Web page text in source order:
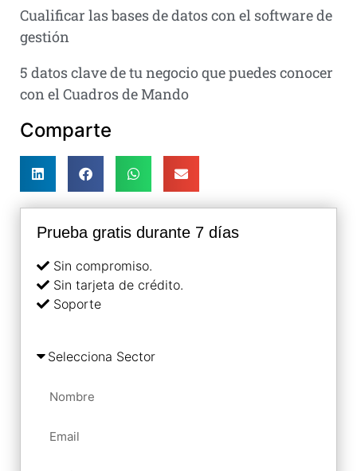
Cualificar las bases de datos con el software de
gestión
5 datos clave de tu negocio que puedes conocer
con el Cuadros de Mando
Comparte
Prueba gratis durante 7 días
Sin compromiso.
Sin tarjeta de crédito.
Soporte